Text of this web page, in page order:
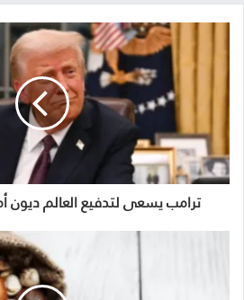
ترامب يسعى لتدفيع العالم ديون